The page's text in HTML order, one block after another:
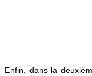
Enfin, dans la